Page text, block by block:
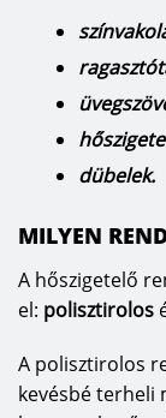
dübelek.
MILYEN
A hőszigetelő
el: polisztirolos
A polisztirolos
kevésbé terheli